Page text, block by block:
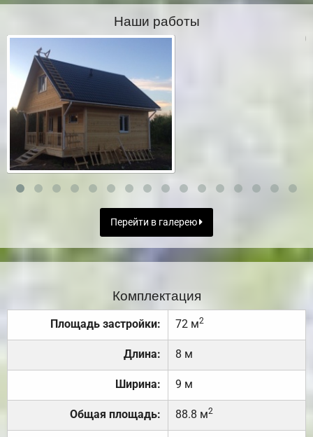
Наши работы
Перейти в галерею
Комплектация
Площадь застройки: 72 м2
Длина: 8 м
Ширина: 9 м
Общая площадь: 88.8 м2